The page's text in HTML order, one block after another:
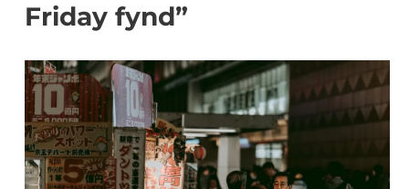
Friday fynd”